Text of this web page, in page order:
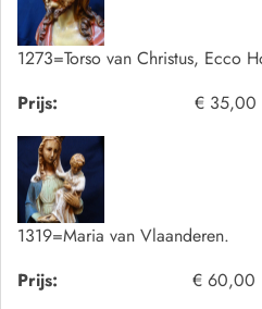
1273=Torso van Christus, Ecco
Prijs:
€ 35,00
1319=Maria van Vlaanderen.
Prijs:
€ 60,00